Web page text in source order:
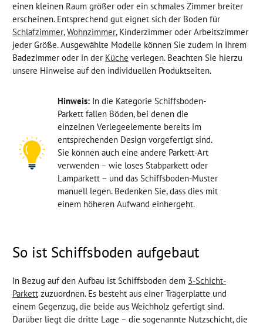
einen kleinen Raum größer oder ein schmales Zimmer breiter
erscheinen. Entsprechend gut eignet sich der Boden für
Schlafzimmer,Wohnzimmer, Kinderzimmer oder Arbeitszimmer
jeder Größe. Ausgewählte Modelle können Sie zudem in Ihrem
Badezimmer oder in der Küche verlegen. Beachten Sie hierzu
unsere Hinweise auf den individuellen Produktseiten.
Hinweis:In die Kategorie Schiffsboden-
Parkett fallen Böden, bei denen die
einzelnen Verlegeelemente bereits im
entsprechenden Design vorgefertigt sind.
Sie können auch eine andere Parkett-Art
verwenden – wie loses Stabparkett oder
Lamparkett – und das Schiffsboden-Muster
manuell legen. Bedenken Sie, dass dies mit
einem höheren Aufwand einhergeht.
So ist Schiffsboden aufgebaut
In Bezug auf den Aufbau ist Schiffsboden dem 3-Schicht-
Parkett zuzuordnen. Es besteht aus einer Trägerplatte und
einem Gegenzug, die beide aus Weichholz gefertigt sind.
Darüber liegt die dritte Lage – die sogenannte Nutzschicht, die